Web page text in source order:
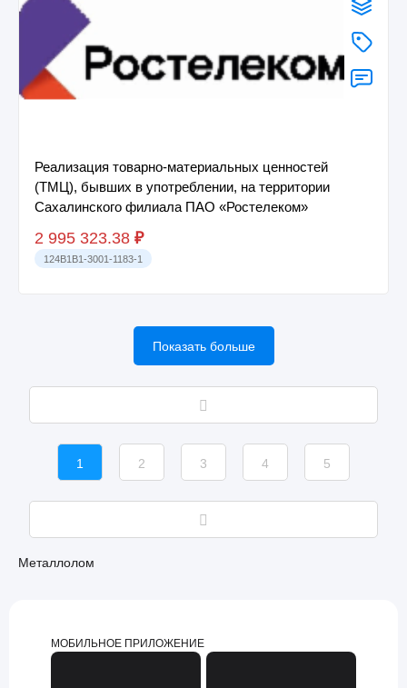
Реализация товарно-материальных ценностей
(ТМЦ), бывших в употреблении, на территории
Сахалинского филиала ПАО «Ростелеком»
2 995 323.38 ₽
124B1B1-3001-1183-1
Показать больше
1 2 3 4 5
Металлолом
МОБИЛЬНОЕ ПРИЛОЖЕНИЕ